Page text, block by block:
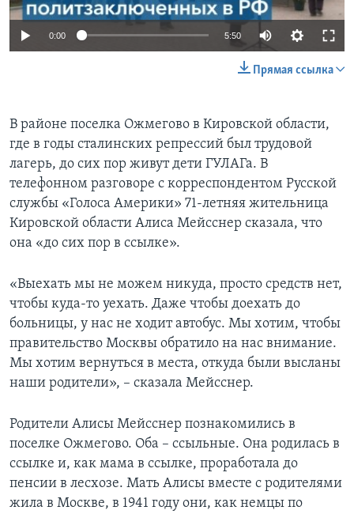
0:00 5:50
Прямая ссылка
В районе поселка Ожмегово в Кировской области,
где в годы сталинских репрессий был трудовой
лагерь, до сих пор живут дети ГУЛАГа. В
телефонном разговоре с корреспондентом Русской
службы «Голоса Америки» 71-летняя жительница
Кировской области Алиса Мейсснер сказала, что
она «до сих пор в ссылке».
«Выехать мы не можем никуда, просто средств нет,
чтобы куда-то уехать. Даже чтобы доехать до
больницы, у нас не ходит автобус. Мы хотим, чтобы
правительство Москвы обратило на нас внимание.
Мы хотим вернуться в места, откуда были высланы
наши родители», – сказала Мейсснер.
Родители Алисы Мейсснер познакомились в
поселке Ожмегово. Оба – ссыльные. Она родилась в
ссылке и, как мама в ссылке, проработала до
пенсии в лесхозе. Мать Алисы вместе с родителями
жила в Москве, в 1941 году они, как немцы по